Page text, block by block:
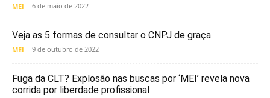
MEI 6 de maio de 2022
Veja as 5 formas de consultar o CNPJ de graça
MEI 9 de outubro de 2022
Fuga da CLT? Explosão nas buscas por ‘MEI’ revela nova
corrida por liberdade profissional